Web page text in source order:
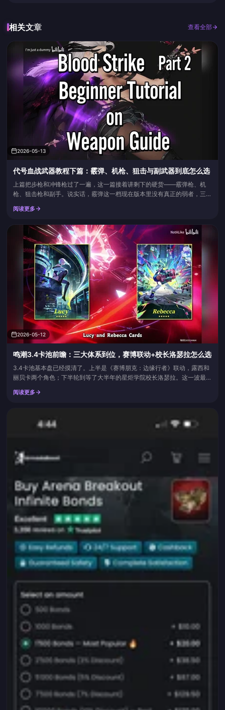
相关文章 查看全部
2026-05-13
代号血战武器教程下篇：霰弹、机枪、狙击与副武器到底怎么选
上篇把步枪和冲锋枪过了一遍，这一篇接着讲剩下的硬货——霰弹枪、机
枪、狙击枪和副手。说实话，霰弹这一档现在版本里没有真正的弱者，三把
了，复合弓和 SVD 这种东西，新手碰了真的容易自闭。下面把视频里抄配
阅读更多
2026-05-12
鸣潮3.4卡池前瞻：三大体系到位，赛博联动+校长洛瑟拉怎么选
3.4卡池基本盘已经摸清了。上半是《赛博朋克：边缘行者》联动，露西和
丽贝卡两个角色；下半轮到等了大半年的星炬学院校长洛瑟拉。这一波最值
效应——终于在3.4版本一起补齐三号位。对新坑漂泊者来说，3.4之后再
阅读更多